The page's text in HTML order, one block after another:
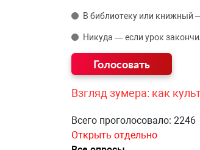
В библиотеку или книжный
Никуда — если урок
Взгляд зумера: как
Всего проголосовало: 2246
Открыть отдельно